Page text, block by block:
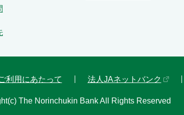
利用にあたって 法人JAネットバンク
The Norinchukin Bank All Rights Reserved